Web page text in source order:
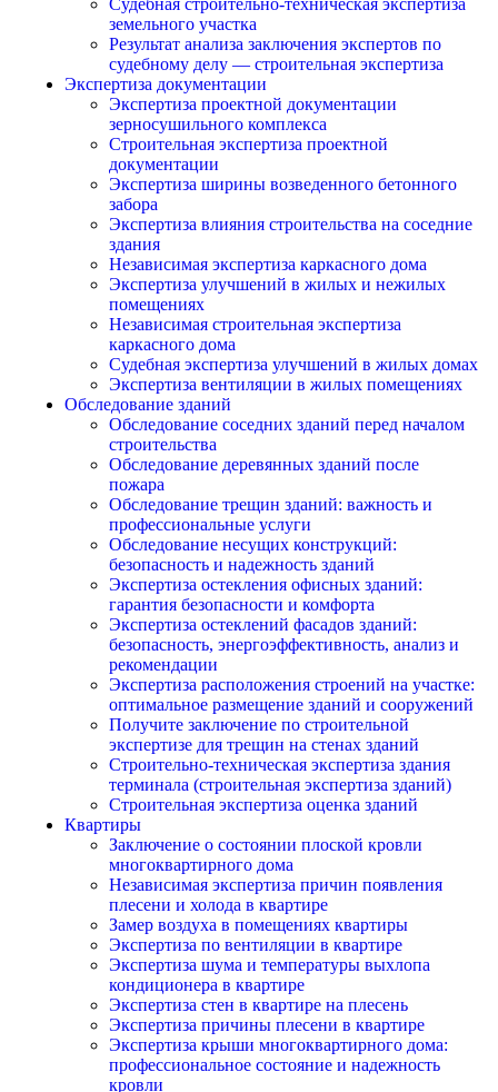
Судебная строительно-техническая экспертиза
земельного участка
Результат анализа заключения экспертов по
судебному делу — строительная экспертиза
Экспертиза документации
Экспертиза проектной документации
зерносушильного комплекса
Строительная экспертиза проектной
документации
Экспертиза ширины возведенного бетонного
забора
Экспертиза влияния строительства на соседние
здания
Независимая экспертиза каркасного дома
Экспертиза улучшений в жилых и нежилых
помещениях
Независимая строительная экспертиза
каркасного дома
Судебная экспертиза улучшений в жилых домах
Экспертиза вентиляции в жилых помещениях
Обследование зданий
Обследование соседних зданий перед началом
строительства
Обследование деревянных зданий после
пожара
Обследование трещин зданий: важность и
профессиональные услуги
Обследование несущих конструкций:
безопасность и надежность зданий
Экспертиза остекления офисных зданий:
гарантия безопасности и комфорта
Экспертиза остеклений фасадов зданий:
безопасность, энергоэффективность, анализ и
рекомендации
Экспертиза расположения строений на участке:
оптимальное размещение зданий и сооружений
Получите заключение по строительной
экспертизе для трещин на стенах зданий
Строительно-техническая экспертиза здания
терминала (строительная экспертиза зданий)
Строительная экспертиза оценка зданий
Квартиры
Заключение о состоянии плоской кровли
многоквартирного дома
Независимая экспертиза причин появления
плесени и холода в квартире
Замер воздуха в помещениях квартиры
Экспертиза по вентиляции в квартире
Экспертиза шума и температуры выхлопа
кондиционера в квартире
Экспертиза стен в квартире на плесень
Экспертиза причины плесени в квартире
Экспертиза крыши многоквартирного дома:
профессиональное состояние и надежность
кровли